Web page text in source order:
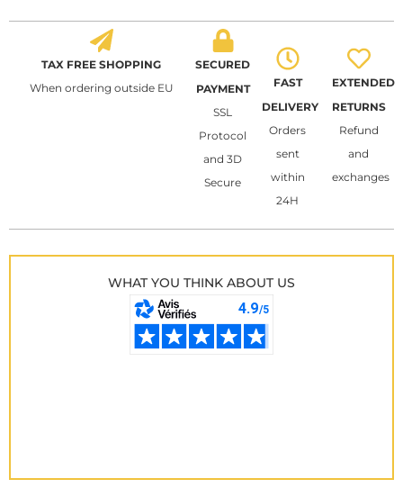
TAX FREE SHOPPING
When ordering outside EU
SECURED
PAYMENT
SSL
Protocol
and 3D
Secure
FAST
DELIVERY
Orders
sent
within
24H
EXTENDED
RETURNS
Refund
and
exchanges
WHAT YOU THINK ABOUT US